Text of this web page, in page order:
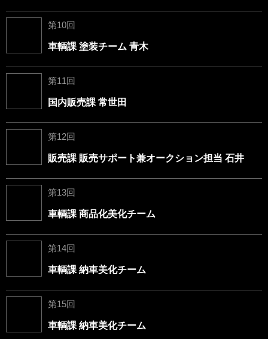
第10回
車輌課 塗装チーム 青木
第11回
国内販売課 常世田
第12回
販売課 販売サポート兼オークション担当 石井
第13回
車輌課 商品化美化チーム
第14回
車輌課 納車美化チーム
第15回
車輌課 納車美化チーム